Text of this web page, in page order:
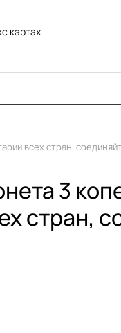
картах
всех стран,
3
стран,